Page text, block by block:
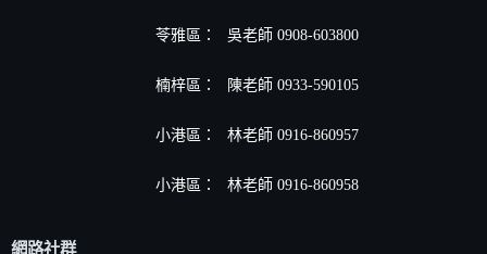
苓雅區： 吳老師 0908-603800
楠梓區： 陳老師 0933-590105
小港區 ： 林老師 0916-860957
小港區 ： 林老師 0916-860958
網路社群